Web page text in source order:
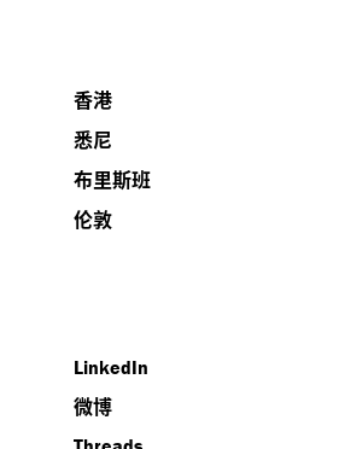
香港
悉尼
布里斯班
伦敦
LinkedIn
微博